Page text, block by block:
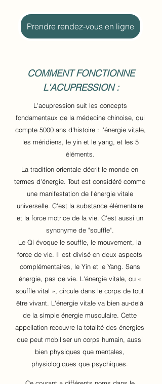
Prendre rendez-vous en ligne
COMMENT FONCTIONNE
L'ACUPRESSION :
L'acupression suit les concepts
fondamentaux de la médecine chinoise, qui
compte 5000 ans d'histoire : l'énergie vitale,
les méridiens, le yin et le yang, et les 5
éléments.
La tradition orientale décrit le monde en
termes d'énergie. Tout est considéré comme
une manifestation de l'énergie vitale
universelle. C'est la substance élémentaire
et la force motrice de la vie. C'est aussi un
synonyme de "souffle".
Le Qi évoque le souffle, le mouvement, la
force de vie. Il est divisé en deux aspects
complémentaires, le Yin et le Yang. Sans
énergie, pas de vie. L'énergie vitale, ou «
souffle vital », circule dans le corps de tout
être vivant. L'énergie vitale va bien au-delà
de la simple énergie musculaire. Cette
appellation recouvre la totalité des énergies
que peut mobiliser un corps humain, aussi
bien physiques que mentales,
physiologiques que psychiques.